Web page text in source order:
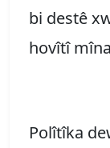
bi destê
hovîtî
Polîtîka